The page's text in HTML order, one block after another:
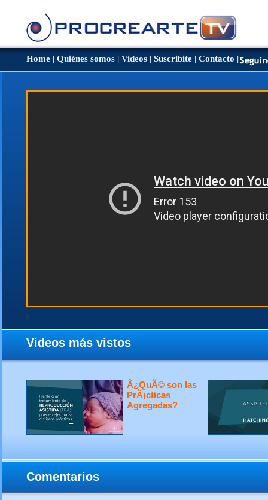
Home | Quiénes somos | Videos | Suscribite | Contacto |
Videos más vistos
Â¿QuÃ© son las
PrÃ¡cticas
Agregadas?
Comentarios